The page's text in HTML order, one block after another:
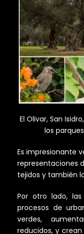
El Olivar, San
los
Es impresionante
representaciones
tejidos y también
Por otro lado,
procesos de
verdes,
reducidos, y